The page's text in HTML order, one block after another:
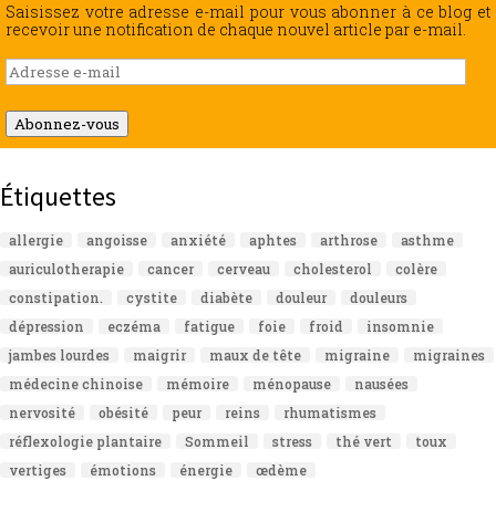
Saisissez votre adresse e-mail pour vous abonner à ce blog et
recevoir une notification de chaque nouvel article par e-mail.
Adresse
e-
mail
Abonnez-vous
Étiquettes
allergie angoisse anxiété aphtes arthrose
asthme
auriculotherapie
cancer cerveau cholesterol
colère
constipation.
cystite diabète douleur
douleurs
dépression
eczéma fatigue foie froid
insomnie
jambes lourdes
maigrir maux de tête migraine
migraines
médecine chinoise
mémoire ménopause
nausées
nervosité
obésité peur reins
rhumatismes
réflexologie plantaire
Sommeil stress thé vert
toux
vertiges
émotions énergie œdème